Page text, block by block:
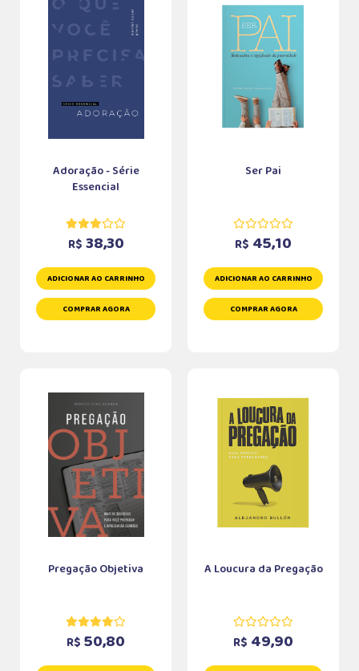
Adoração - Série
Essencial
R$ 38,30
ADICIONAR AO CARRINHO
COMPRAR AGORA
Ser Pai
R$ 45,10
ADICIONAR AO CARRINHO
COMPRAR AGORA
Pregação Objetiva
R$ 50,80
A Loucura da Pregação
R$ 49,90